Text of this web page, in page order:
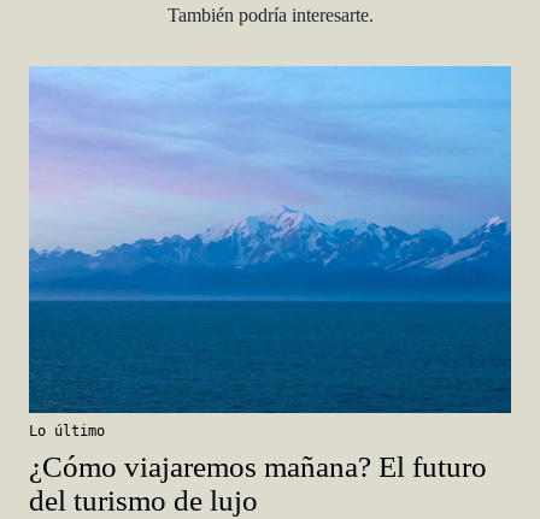
También podría interesarte.
Lo último
¿Cómo viajaremos mañana? El futuro
del turismo de lujo